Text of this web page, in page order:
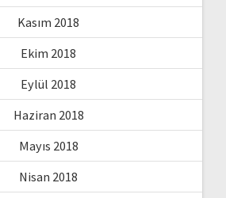
Kasım 2018
Ekim 2018
Eylül 2018
Haziran 2018
Mayıs 2018
Nisan 2018